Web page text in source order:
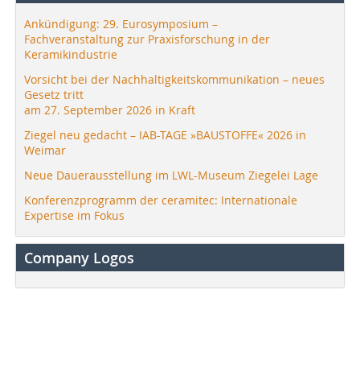
Ankündigung: 29. Eurosymposium –
Fachveranstaltung zur Praxisforschung in der
Keramikindustrie
Vorsicht bei der Nachhaltigkeitskommunikation – neues
Gesetz tritt
am 27. September 2026 in Kraft
Ziegel neu gedacht – IAB-TAGE »BAUSTOFFE« 2026 in
Weimar
Neue Dauerausstellung im LWL-Museum Ziegelei Lage
Konferenzprogramm der ceramitec: Internationale
Expertise im Fokus
Company Logos